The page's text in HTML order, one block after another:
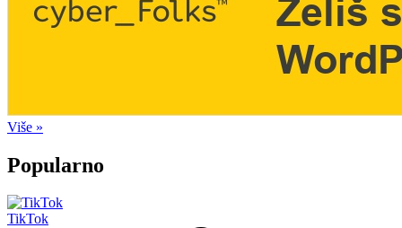
Više »
Popularno
TikTok